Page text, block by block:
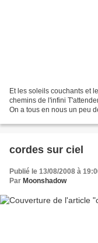
Et les soleils couchants et
chemins de l'infini
On a tous en nous un peu
cordes sur ciel
Publié le 13/08/2008 à
Par Moonshadow